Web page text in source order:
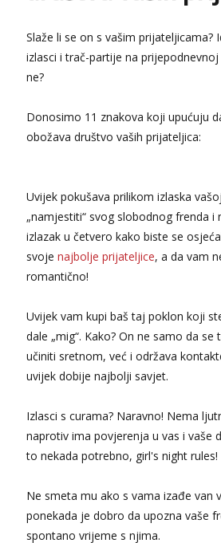
Slaže li se on s vašim prijateljicama?
izlasci i trač-partije na
ne?
Donosimo 11 znakova koji upućuju
obožava društvo vaših prijateljica:
Uvijek pokušava prilikom izlaska
„namjestiti“ svog slobodnog frenda i
izlazak u četvero kako biste se
svoje najbolje prijateljice, a da vam
romantično!
Uvijek vam kupi baš taj poklon koji
dale „mig“. Kako? On ne samo da se
učiniti sretnom, već i održava
uvijek dobije najbolji savjet.
Izlasci s curama? Naravno! Nema
naprotiv ima povjerenja u vas i vaše
to nekada potrebno, girl's night rules!
Ne smeta mu ako s vama izađe van
ponekada je dobro da upozna vaše
spontano vrijeme s njima.